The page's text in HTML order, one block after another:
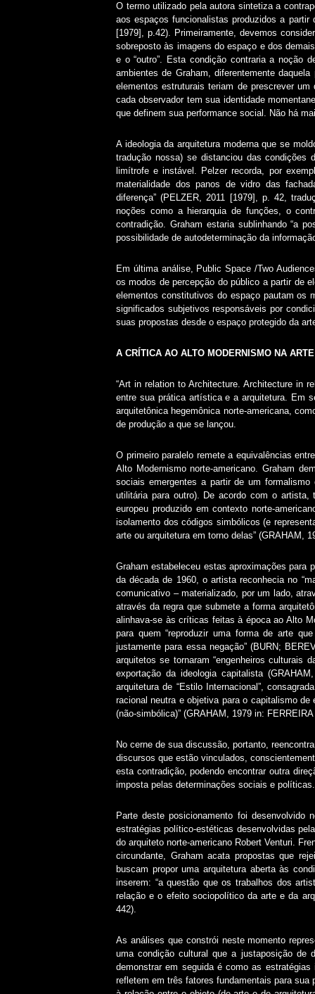
O termo utilizado pela autora sintetiza a
aos espaços funcionalistas produzidos a partir
[1979], p.42). Primeiramente, devemos
sobreposto às imagens do espaço e dos
e o “outro”. Esta condição contraria a noção
ambientes de Graham, diferentemente
elementos estruturais teriam de prescrever
cada observador tem sua identidade
que definem sua performance social. Não há
A ideologia da arquitetura moderna que se
tradução nossa) se distanciou das condições
limítrofe e instável. Pelzer recorda, por
materialidade dos panos de vidro das
diferença” (PELZER, 2011 [1979], p. 42,
noções como a hierarquia de funções, o
contradição. Graham estaria sublinhando “a
possibilidade de autodeterminação da
Em última análise, Public Space /Two
os modos de percepção do público a partir de
elementos constitutivos do espaço pautam os
significados subjetivos responsáveis por
suas propostas desde o espaço protegido da
A CRÍTICA AO ALTO MODERNISMO NA
“Art in relation to Architecture. Architecture in
entre sua prática artística e a arquitetura. Em
arquitetônica hegemônica norte-americana,
de produção a que se lançou.
O primeiro paralelo remete a equivalências
Alto Modernismo norte-americano. Graham
sociais emergentes a partir de um
utilitária para outro). De acordo com o artista,
europeu produzido em contexto norte-
isolamento dos códigos simbólicos (e
arte ou arquitetura em torno delas” (GRAHAM,
Graham estabeleceu estas aproximações para
da década de 1960, o artista reconhecia no
comunicativo – materializado, por um lado,
através da regra que submete a forma
alinhava-se às críticas feitas à época ao Alto
para quem “reproduzir uma forma de arte
justamente para essa negação” (BURN;
arquitetos se tornaram “engenheiros culturais
exportação da ideologia capitalista
arquitetura de “Estilo Internacional”,
racional neutra e objetiva para o capitalismo
(não-simbólica)” (GRAHAM, 1979 in:
No cerne de sua discussão, portanto,
discursos que estão vinculados,
esta contradição, podendo encontrar outra
imposta pelas determinações sociais e políticas.
Parte deste posicionamento foi desenvolvido
estratégias político-estéticas desenvolvidas
do arquiteto norte-americano Robert Venturi.
circundante, Graham acata propostas que
buscam propor uma arquitetura aberta às
inserem: “a questão que os trabalhos dos
relação e o efeito sociopolítico da arte e da
442).
As análises que constrói neste momento
uma condição cultural que a justaposição de
demonstrar em seguida é como as
refletem em três fatores fundamentais para sua